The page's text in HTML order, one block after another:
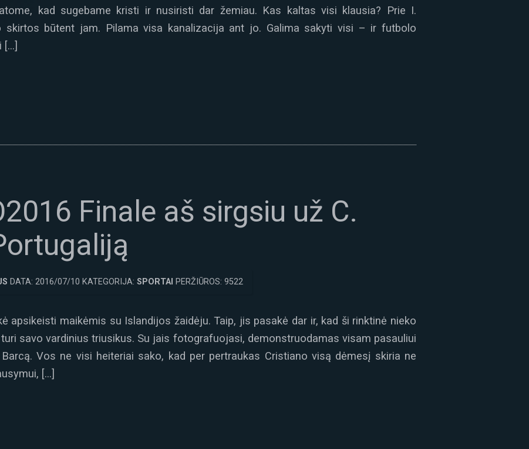
kad sugebame kristi ir nusiristi dar žemiau. Kas kaltas visi klausia? Prie I.
skirtos būtent jam. Pilama visa kanalizacija ant jo. Galima sakyti visi – ir futbolo
[…]
Finale aš sirgsiu už C.
DATA: 2016/07/10 KATEGORIJA: SPORTAI PERŽIŪROS: 9522
apsikeisti maikėmis su Islandijos žaidėju. Taip, jis pasakė dar ir, kad ši rinktinė nieko
savo vardinius triusikus. Su jais fotografuojasi, demonstruodamas visam pasauliui
Vos ne visi heiteriai sako, kad per pertraukas Cristiano visą dėmesį skiria ne
[…]